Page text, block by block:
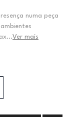
numa peça
Ver mais